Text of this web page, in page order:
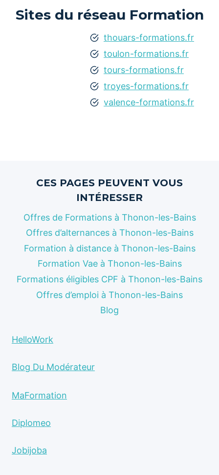
Sites du réseau Formation
thouars-formations.fr
toulon-formations.fr
tours-formations.fr
troyes-formations.fr
valence-formations.fr
CES PAGES PEUVENT VOUS
INTÉRESSER
Offres de Formations à Thonon-les-Bains
Offres d’alternances à Thonon-les-Bains
Formation à distance à Thonon-les-Bains
Formation Vae à Thonon-les-Bains
Formations éligibles CPF à Thonon-les-Bains
Offres d’emploi à Thonon-les-Bains
Blog
HelloWork
Blog Du Modérateur
MaFormation
Diplomeo
Jobijoba